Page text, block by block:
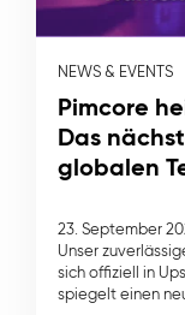
NEWS & EVENTS
Pimcore
Das
globalen
23. September
Unser
sich offiziell in
spiegelt einen